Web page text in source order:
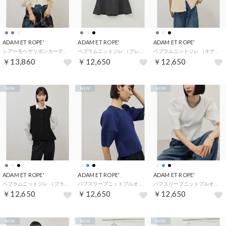
ADAM ET ROPE'
￥13,860
ADAM ET ROPE'
￥12,650
ADAM ET ROPE'
￥12,650
ADAM ET ROPE'
￥12,650
NEW
ADAM ET ROPE'
￥12,650
NEW
ADAM ET ROPE'
￥12,650
NEW
NEW NEW NEW